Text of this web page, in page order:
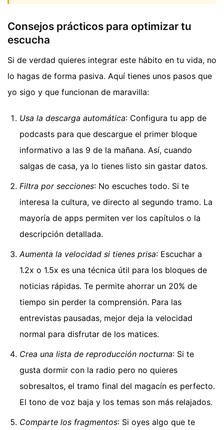
Consejos prácticos para optimizar tu
escucha
Si de verdad quieres integrar este hábito en tu vida, no
lo hagas de forma pasiva. Aquí tienes unos pasos que
yo sigo y que funcionan de maravilla:
Usa la descarga automática: Configura tu app de
podcasts para que descargue el primer bloque
informativo a las 9 de la mañana. Así, cuando
salgas de casa, ya lo tienes listo sin gastar datos.
Filtra por secciones: No escuches todo. Si te
interesa la cultura, ve directo al segundo tramo. La
mayoría de apps permiten ver los capítulos o la
descripción detallada.
Aumenta la velocidad si tienes prisa: Escuchar a
1.2x o 1.5x es una técnica útil para los bloques de
noticias rápidas. Te permite ahorrar un 20% de
tiempo sin perder la comprensión. Para las
entrevistas pausadas, mejor deja la velocidad
normal para disfrutar de los matices.
Crea una lista de reproducción nocturna: Si te
gusta dormir con la radio pero no quieres
sobresaltos, el tramo final del magacín es perfecto.
El tono de voz baja y los temas son más relajados.
Comparte los fragmentos: Si oyes algo que te